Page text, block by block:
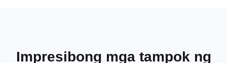
Impresibong mga tampok ng